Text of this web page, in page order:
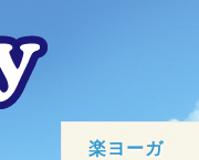
楽ヨーガ